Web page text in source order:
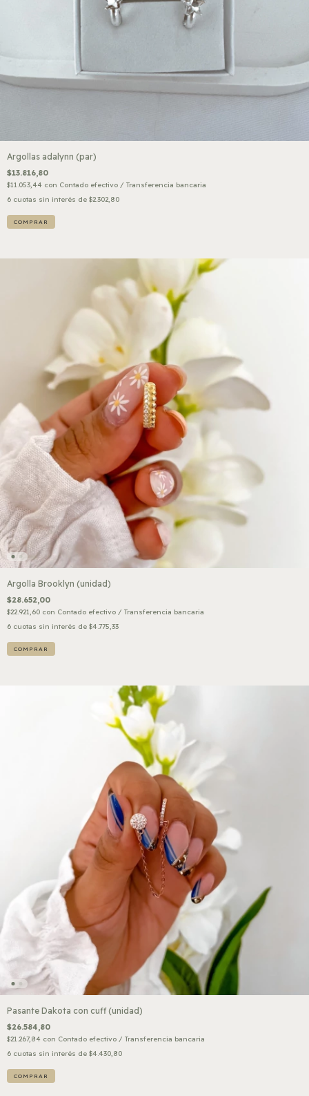
Argollas adalynn (par)
$13.816,80
$11.053,44 con Contado efectivo / Transferencia bancaria
6 cuotas sin interés de $2.302,80
Argolla Brooklyn (unidad)
$28.652,00
$22.921,60 con Contado efectivo / Transferencia bancaria
6 cuotas sin interés de $4.775,33
Pasante Dakota con cuff (unidad)
$26.584,80
$21.267,84 con Contado efectivo / Transferencia bancaria
6 cuotas sin interés de $4.430,80